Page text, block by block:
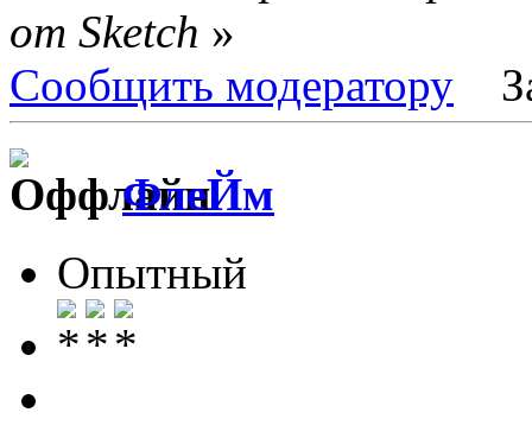
от Sketch »
Сообщить модератору
ФлеЙм
Опытный